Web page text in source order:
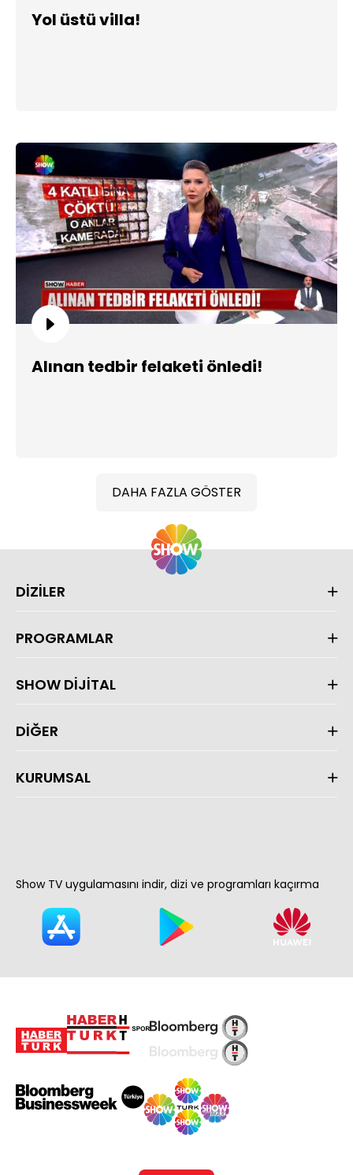
Yol üstü villa!
Alınan tedbir felaketi önledi!
DAHA FAZLA GÖSTER
DİZİLER
PROGRAMLAR
SHOW DİJİTAL
DİĞER
KURUMSAL
Show TV uygulamasını indir, dizi ve programları kaçırma